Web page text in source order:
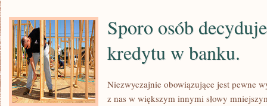
Sporo osób
kredytu w banku.
Niezwyczajnie obowiązujące jest pewne
z nas w większym innymi słowy